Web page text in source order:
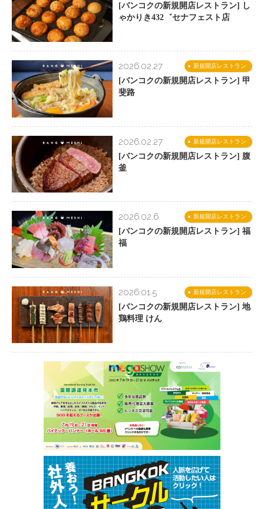
[バンコクの新規開店レストラン] し
ゃかりき432゛セナフェスト店
新規開店レストラン
2026.02.27
[バンコクの新規開店レストラン] 甲
斐路
新規開店レストラン
2026.02.27
[バンコクの新規開店レストラン] 腹
釜
新規開店レストラン
2026.02.6
[バンコクの新規開店レストラン] 福
福
新規開店レストラン
2026.01.5
[バンコクの新規開店レストラン] 地
鶏料理 けん